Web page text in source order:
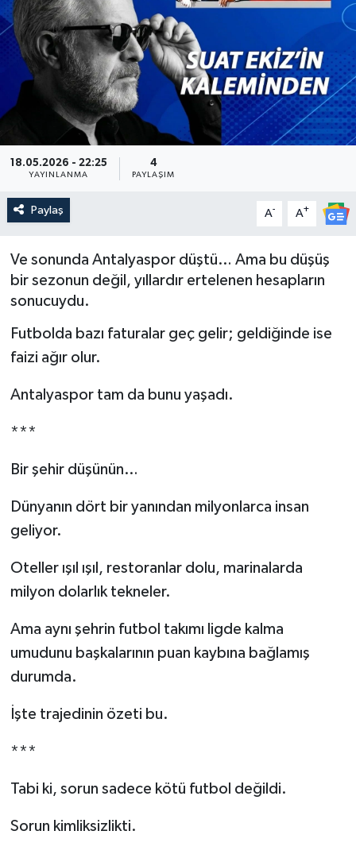
18.05.2026 - 22:25
YAYINLANMA
4
PAYLAŞIM
Paylaş A- A+
Ve sonunda Antalyaspor düştü… Ama bu düşüş
bir sezonun değil, yıllardır ertelenen hesapların
sonucuydu.
Futbolda bazı faturalar geç gelir; geldiğinde ise
faizi ağır olur.
Antalyaspor tam da bunu yaşadı.
***
Bir şehir düşünün…
Dünyanın dört bir yanından milyonlarca insan
geliyor.
Oteller ışıl ışıl, restoranlar dolu, marinalarda
milyon dolarlık tekneler.
Ama aynı şehrin futbol takımı ligde kalma
umudunu başkalarının puan kaybına bağlamış
durumda.
İşte trajedinin özeti bu.
***
Tabi ki, sorun sadece kötü futbol değildi.
Sorun kimliksizlikti.
Güncel
Kültür & Sanat
Magazin
Resmi İlan